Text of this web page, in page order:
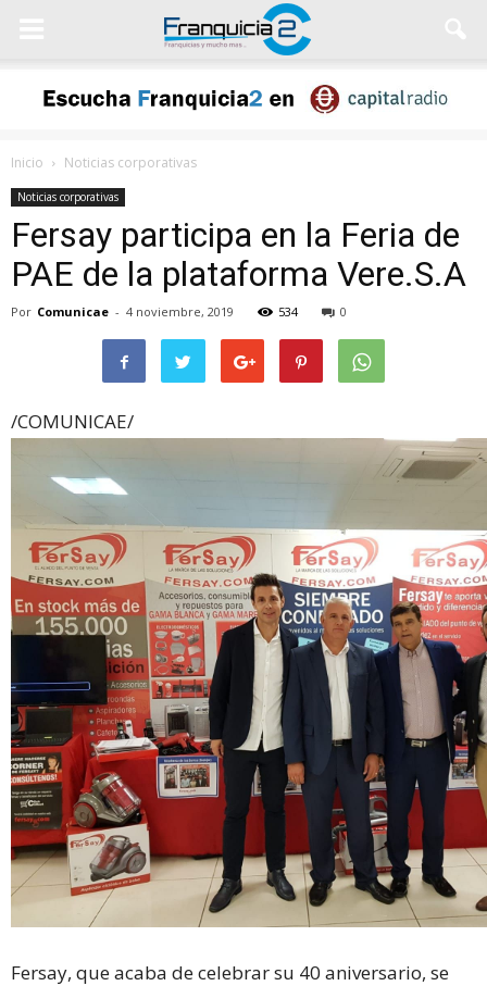
Inicio Noticias corporativas
Noticias corporativas
Fersay participa en la Feria de
PAE de la plataforma Vere.S.A
Por Comunicae - 4 noviembre, 2019 534 0
/COMUNICAE/
Fersay, que acaba de celebrar su 40 aniversario, se